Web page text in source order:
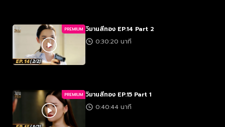
PREMIUM วิมานสีทอง EP.14 Part 2
0:30:20 นาที
PREMIUM วิมานสีทอง EP.15 Part 1
0:40:44 นาที